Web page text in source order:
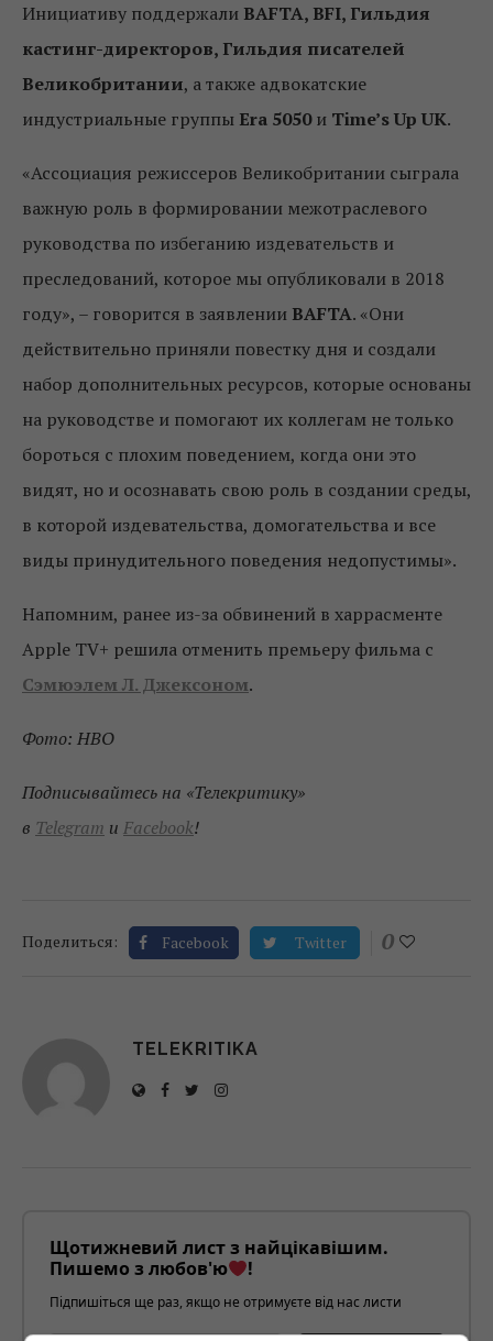
Инициативу поддержали BAFTA, BFI, Гильдия
кастинг-директоров, Гильдия писателей
Великобритании, а также адвокатские
индустриальные группы Era 5050и Time’s Up UK.
«Ассоциация режиссеров Великобритании сыграла
важную роль в формировании межотраслевого
руководства по избеганию издевательств и
преследований, которое мы опубликовали в 2018
году», – говорится в заявлении BAFTA. «Они
действительно приняли повестку дня и создали
набор дополнительных ресурсов, которые основаны
на руководстве и помогают их коллегам не только
бороться с плохим поведением, когда они это
видят, но и осознавать свою роль в создании среды,
в которой издевательства, домогательства и все
виды принудительного поведения недопустимы».
Напомним, ранее из-за обвинений в харрасменте
Apple TV+ решила отменить премьеру фильма с
Сэмюэлем Л. Джексоном.
Фото: HBO
Подписывайтесь на «Телекритику»
в Telegram и Facebook!
Поделиться: Facebook Twitter 0
TELEKRITIKA
Щотижневий лист з найцікавішим.
Пишемо з любов'ю
!
Підпишіться ще раз, якщо не отримуєте від нас листи